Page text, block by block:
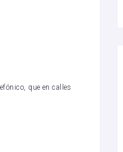
que en calles